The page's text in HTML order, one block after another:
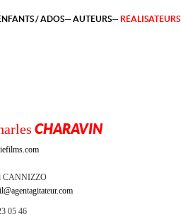
/ ADOS AUTEURS RÉALISATEURS
CHARAVIN
CANNIZZO
05 46